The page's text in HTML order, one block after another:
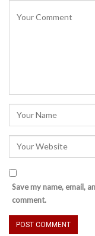
Save my name, email,
comment.